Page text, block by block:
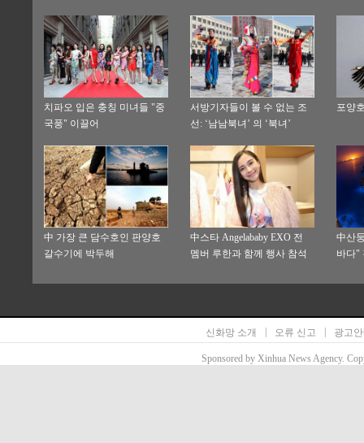
치파오 입은 충칭 미녀들 "중
국풍" 이끌어
서방기자들이 볼 수 없는 조
선: ‘남남북녀’ 의 ‘북녀’
포양
中 가장 큰 담수호인 판양호
갈수기에 박두해
中스타 Angelababy EXO 전
멤버 루한과 함께 행사 참석
中산
바다"